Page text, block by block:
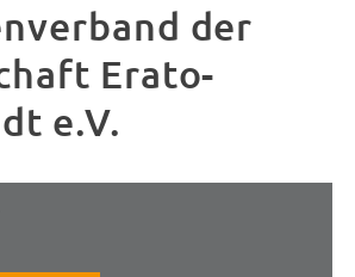
der
Erato-
e.V.